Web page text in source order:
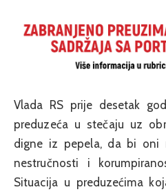
Vlada RS prije desetak
preduzeća u stečaju uz
digne iz pepela, da bi oni
nestručnosti i
Situacija u preduzećima